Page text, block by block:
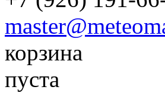
корзина
пуста